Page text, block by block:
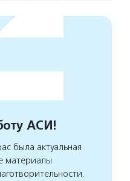
АСИ!
была актуальная
материалы